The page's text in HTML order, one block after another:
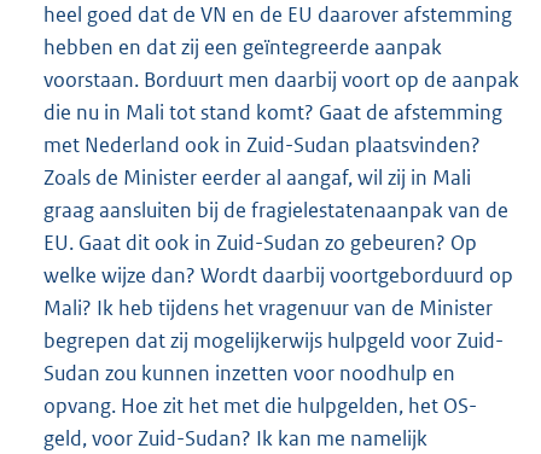
heel goed dat de VN en de EU daarover afstemming
hebben en dat zij een geïntegreerde aanpak
voorstaan. Borduurt men daarbij voort op de aanpak
die nu in Mali tot stand komt? Gaat de afstemming
met Nederland ook in Zuid-Sudan plaatsvinden?
Zoals de Minister eerder al aangaf, wil zij in Mali
graag aansluiten bij de fragielestatenaanpak van de
EU. Gaat dit ook in Zuid-Sudan zo gebeuren? Op
welke wijze dan? Wordt daarbij voortgeborduurd op
Mali? Ik heb tijdens het vragenuur van de Minister
begrepen dat zij mogelijkerwijs hulpgeld voor Zuid-
Sudan zou kunnen inzetten voor noodhulp en
opvang. Hoe zit het met die hulpgelden, het OS-
geld, voor Zuid-Sudan? Ik kan me namelijk